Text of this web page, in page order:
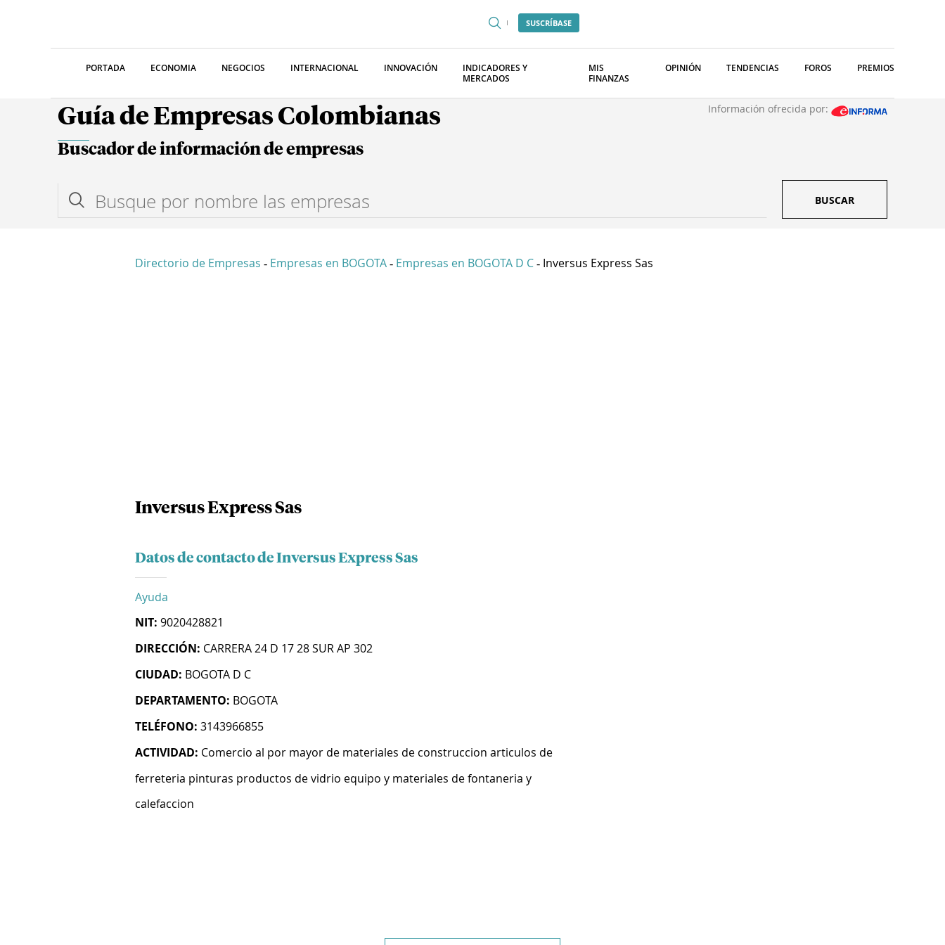
SUSCRÍBASE
PORTADA ECONOMIA NEGOCIOS INTERNACIONAL INNOVACIÓN
INDICADORES Y
MERCADOS
MIS
FINANZAS
OPINIÓN TENDENCIAS FOROS PREMIOS
Guía de Empresas Colombianas Información ofrecida por:
Buscador de información de empresas
BUSCAR
Directorio de Empresas - Empresas en BOGOTA - Empresas en BOGOTA D C - Inversus Express Sas
Inversus Express Sas
Datos de contacto de Inversus Express Sas
Ayuda
NIT: 9020428821
DIRECCIÓN: CARRERA 24 D 17 28 SUR AP 302
CIUDAD: BOGOTA D C
DEPARTAMENTO: BOGOTA
TELÉFONO: 3143966855
ACTIVIDAD: Comercio al por mayor de materiales de construccion articulos de
ferreteria pinturas productos de vidrio equipo y materiales de fontaneria y
calefaccion